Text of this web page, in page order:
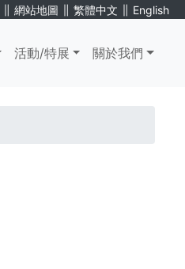
∥ 網站地圖 ∥ 繁體中文 ∥ English
活動/特展 關於我們